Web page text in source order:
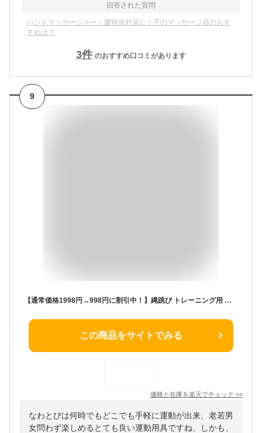
回答された質問
ハンドマッサージャー｜腱鞘炎対策に！手のマッサージ器のおす
すめは？
3件 のおすすめ口コミがあります
9
【通常価格1998円→998円に割引中！】縄跳び トレーニング用 大人 子供 ダイエット 筋トレ フィットネス エクササイズ 長さ調整可 【メーカー30日保証付き】
この商品をサイトでみる
価格と在庫を楽天でチェック >>
なわとびは何時でもどこでも手軽に運動が出来、老若男
女問わず楽しめるとても良い運動用具ですね、しかも、